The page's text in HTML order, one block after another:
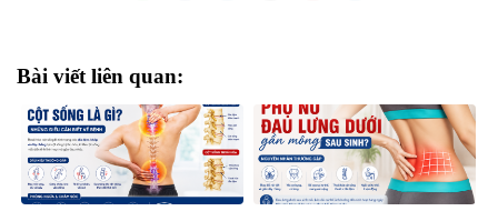
Bài viết liên quan: